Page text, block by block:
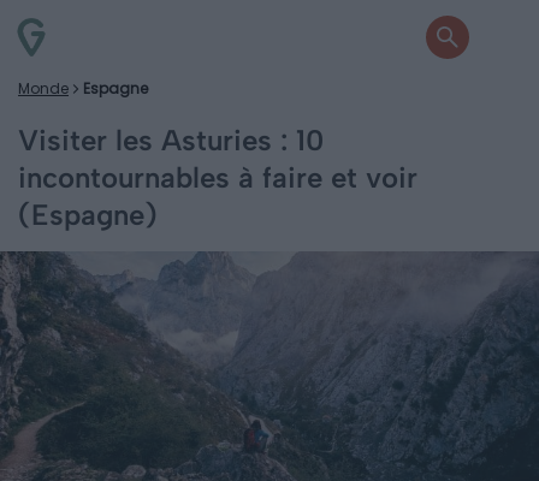
Monde Espagne
Visiter les Asturies : 10
incontournables à faire et voir
(Espagne)